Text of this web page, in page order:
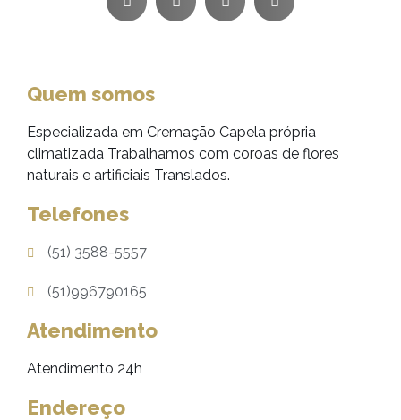
Quem somos
Especializada em Cremação Capela própria
climatizada Trabalhamos com coroas de flores
naturais e artificiais Translados.
Telefones
(51) 3588-5557
(51)996790165
Atendimento
Atendimento 24h
Endereço